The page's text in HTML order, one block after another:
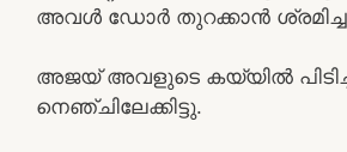
അവൾ ഡോർ തുറക്കാൻ
അജയ് അവളുടെ കയ്യിൽ പിടിച്ച്
നെഞ്ചിലേക്കിട്ടു.